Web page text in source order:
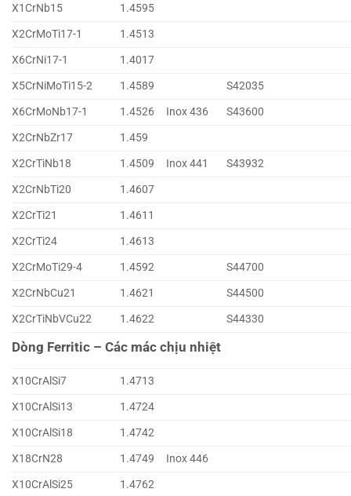
X1CrNb15
1.4595
X2CrMoTi17-1
1.4513
X6CrNi17-1
1.4017
X5CrNiMoTi15-2
1.4589
S42035
X6CrMoNb17-1
1.4526 Inox 436
S43600
X2CrNbZr17
1.459
X2CrTiNb18
1.4509 Inox 441
S43932
X2CrNbTi20
1.4607
X2CrTi21
1.4611
X2CrTi24
1.4613
X2CrMoTi29-4
1.4592
S44700
X2CrNbCu21
1.4621
S44500
X2CrTiNbVCu22
1.4622 S44330
Dòng Ferritic – Các mác chịu nhiệt
X10CrAlSi7
1.4713
X10CrAlSi13
1.4724
X10CrAlSi18
1.4742
X18CrN28
1.4749
Inox 446
X10CrAlSi25
1.4762